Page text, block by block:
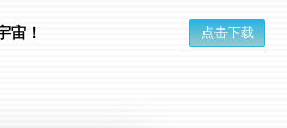
宙！ 点击下载